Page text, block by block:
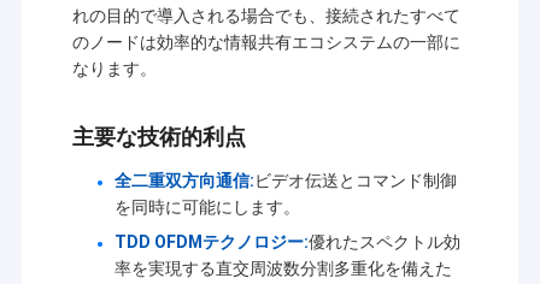
れの目的で導入される場合でも、接続されたすべて
のノードは効率的な情報共有エコシステムの一部に
なります。
主要な技術的利点
全二重双方向通信:ビデオ伝送とコマンド制御
を同時に可能にします。
TDD OFDMテクノロジー:優れたスペクトル効
率を実現する直交周波数分割多重化を備えた